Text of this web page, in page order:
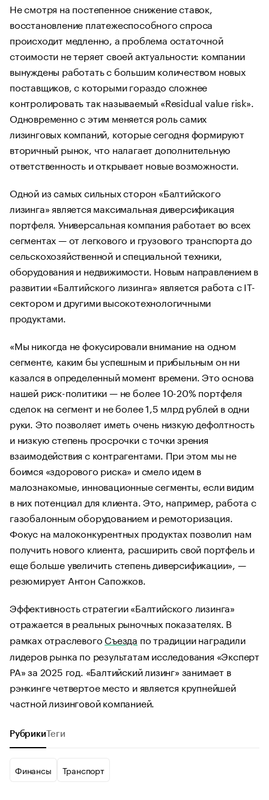
Не смотря на постепенное снижение ставок,
восстановление платежеспособного спроса
происходит медленно, а проблема остаточной
стоимости не теряет своей актуальности: компании
вынуждены работать с большим количеством новых
поставщиков, с которыми гораздо сложнее
контролировать так называемый «Residual value risk».
Одновременно с этим меняется роль самих
лизинговых компаний, которые сегодня формируют
вторичный рынок, что налагает дополнительную
ответственность и открывает новые возможности.
Одной из самых сильных сторон «Балтийского
лизинга» является максимальная диверсификация
портфеля. Универсальная компания работает во всех
сегментах — от легкового и грузового транспорта до
сельскохозяйственной и специальной техники,
оборудования и недвижимости. Новым направлением в
развитии «Балтийского лизинга» является работа с IT-
сектором и другими высокотехнологичными
продуктами.
«Мы никогда не фокусировали внимание на одном
сегменте, каким бы успешным и прибыльным он ни
казался в определенный момент времени. Это основа
нашей риск-политики — не более 10-20% портфеля
сделок на сегмент и не более 1,5 млрд рублей в одни
руки. Это позволяет иметь очень низкую дефолтность
и низкую степень просрочки с точки зрения
взаимодействия с контрагентами. При этом мы не
боимся «здорового риска» и смело идем в
малознакомые, инновационные сегменты, если видим
в них потенциал для клиента. Это, например, работа с
газобалонным оборудованием и ремоторизация.
Фокус на малоконкурентных продуктах позволил нам
получить нового клиента, расширить свой портфель и
еще больше увеличить степень диверсификации», —
резюмирует Антон Сапожков.
Эффективность стратегии «Балтийского лизинга»
отражается в реальных рыночных показателях. В
рамках отраслевого Съезда по традиции наградили
лидеров рынка по результатам исследования «Эксперт
РА» за 2025 год. «Балтийский лизинг» занимает в
рэнкинге четвертое место и является крупнейшей
частной лизинговой компанией.
Рубрики Теги
Финансы Транспорт